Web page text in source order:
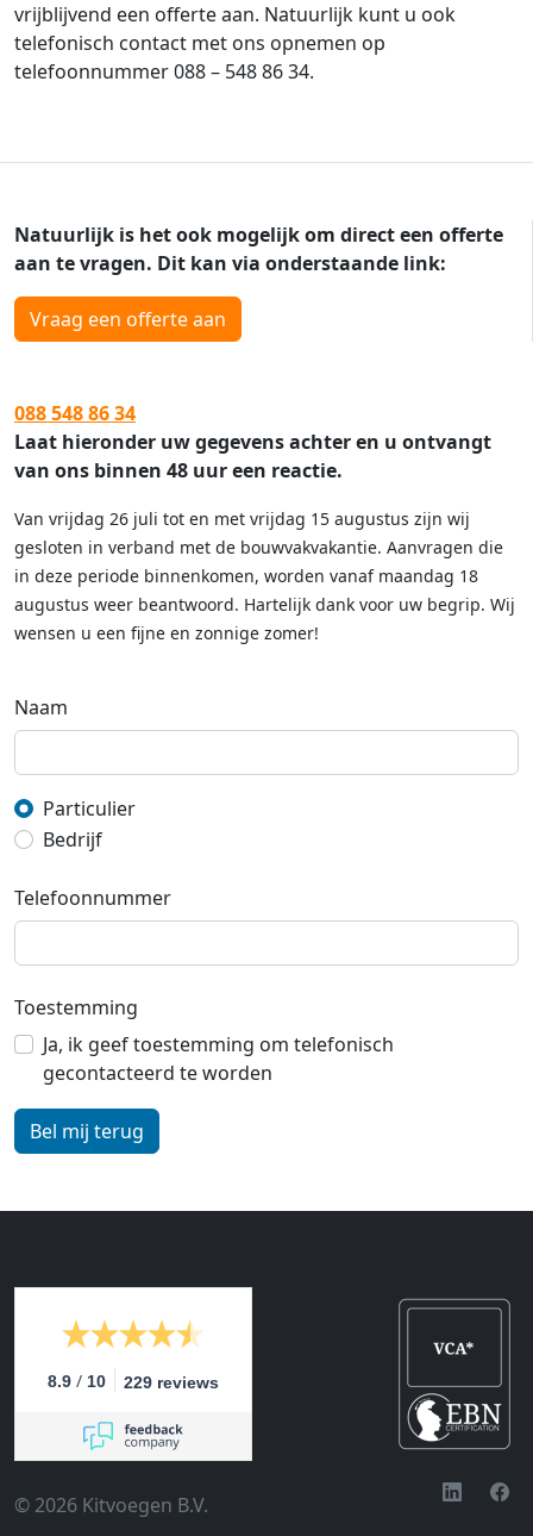
vrijblijvend een offerte aan. Natuurlijk kunt u ook
telefonisch contact met ons opnemen op
telefoonnummer 088 – 548 86 34.
Natuurlijk is het ook mogelijk om direct een offerte
aan te vragen. Dit kan via onderstaande link:
Vraag een offerte aan
088 548 86 34
Laat hieronder uw gegevens achter en u ontvangt
van ons binnen 48 uur een reactie.
Van vrijdag 26 juli tot en met vrijdag 15 augustus zijn wij
gesloten in verband met de bouwvakvakantie. Aanvragen die
in deze periode binnenkomen, worden vanaf maandag 18
augustus weer beantwoord. Hartelijk dank voor uw begrip. Wij
wensen u een fijne en zonnige zomer!
Naam
Particulier
Bedrijf
Telefoonnummer
Toestemming
Ja, ik geef toestemming om telefonisch
gecontacteerd te worden
8.9 / 10 229 reviews
© 2026 Kitvoegen B.V.